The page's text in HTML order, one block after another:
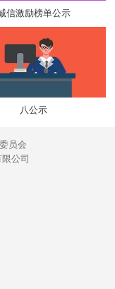
信激励榜单公示
八公示
员会
公司